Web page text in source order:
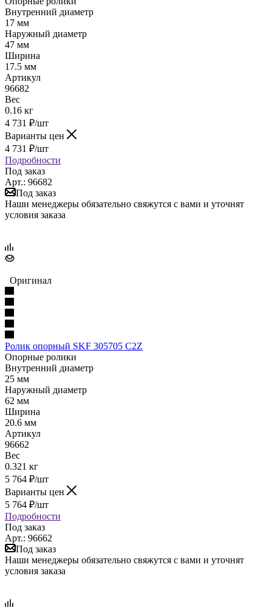
Внутренний диаметр
17 мм
Наружный диаметр
47 мм
Ширина
17.5 мм
Артикул
96682
Вес
0.16 кг
4 731 ₽/шт
Варианты цен
4 731 ₽/шт
Подробности
Под заказ
Арт.: 96682
Под заказ
Наши менеджеры обязательно свяжутся с вами и уточнят
условия заказа
Оригинал
Ролик опорный SKF 305705 C2Z
Опорные ролики
Внутренний диаметр
25 мм
Наружный диаметр
62 мм
Ширина
20.6 мм
Артикул
96662
Вес
0.321 кг
5 764 ₽/шт
Варианты цен
5 764 ₽/шт
Подробности
Под заказ
Арт.: 96662
Под заказ
Наши менеджеры обязательно свяжутся с вами и уточнят
условия заказа